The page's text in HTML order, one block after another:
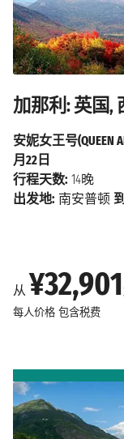
加那利: 英国,
从 ¥32,901
每人价格 包含税费
安妮女王号(QUEEN
月22日
行程天数: 14晚
出发地: 南安普顿